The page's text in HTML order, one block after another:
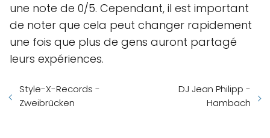
une note de 0/5. Cependant, il est important
de noter que cela peut changer rapidement
une fois que plus de gens auront partagé
leurs expériences.
Style-X-Records -
Zweibrücken
DJ Jean Philipp -
Hambach